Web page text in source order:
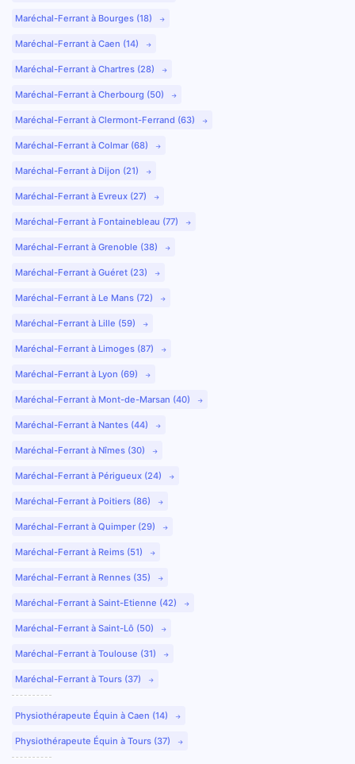
Maréchal-Ferrant à Bourges (18)
Maréchal-Ferrant à Caen (14)
Maréchal-Ferrant à Chartres (28)
Maréchal-Ferrant à Cherbourg (50)
Maréchal-Ferrant à Clermont-Ferrand (63)
Maréchal-Ferrant à Colmar (68)
Maréchal-Ferrant à Dijon (21)
Maréchal-Ferrant à Evreux (27)
Maréchal-Ferrant à Fontainebleau (77)
Maréchal-Ferrant à Grenoble (38)
Maréchal-Ferrant à Guéret (23)
Maréchal-Ferrant à Le Mans (72)
Maréchal-Ferrant à Lille (59)
Maréchal-Ferrant à Limoges (87)
Maréchal-Ferrant à Lyon (69)
Maréchal-Ferrant à Mont-de-Marsan (40)
Maréchal-Ferrant à Nantes (44)
Maréchal-Ferrant à Nîmes (30)
Maréchal-Ferrant à Périgueux (24)
Maréchal-Ferrant à Poitiers (86)
Maréchal-Ferrant à Quimper (29)
Maréchal-Ferrant à Reims (51)
Maréchal-Ferrant à Rennes (35)
Maréchal-Ferrant à Saint-Etienne (42)
Maréchal-Ferrant à Saint-Lô (50)
Maréchal-Ferrant à Toulouse (31)
Maréchal-Ferrant à Tours (37)
Physiothérapeute Équin à Caen (14)
Physiothérapeute Équin à Tours (37)